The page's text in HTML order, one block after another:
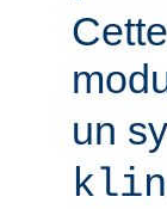
un